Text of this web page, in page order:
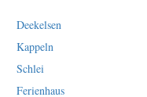
Deekelsen
Kappeln
Schlei
Ferienhaus